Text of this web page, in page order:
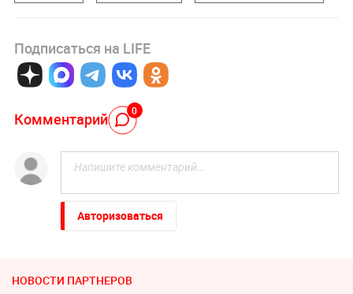
Подписаться на LIFE
Комментарий 0
Авторизоваться
НОВОСТИ ПАРТНЕРОВ